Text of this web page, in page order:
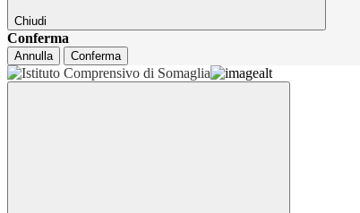
Chiudi
Conferma
Annulla Conferma